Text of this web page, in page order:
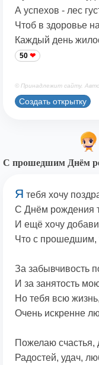
А успехов - лес
Чтоб в здоровье
Каждый день
50
© Принадлежит сайту.
Создать открытку
С прошедшим Днём
Я тебя хочу
С Днём рождения
И ещё хочу
Что с прошедшим,
За забывчивость
И за занятость
Но тебя всю
Очень искренне
Пожелаю счастья,
Радостей, удач,